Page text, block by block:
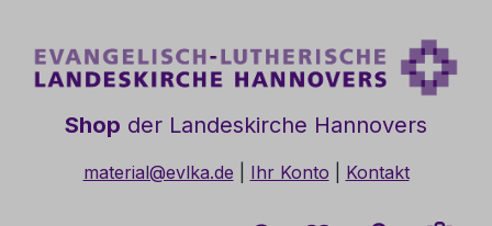
Shop der Landeskirche Hannovers
material@evlka.de Ihr Konto Kontakt